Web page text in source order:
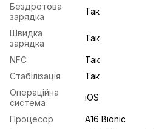
Бездротова
зарядка
Так
Швидка
зарядка
Так
NFC
Так
Стабілізація
Так
Операційна
система
iOS
Процесор
А16 Bionic